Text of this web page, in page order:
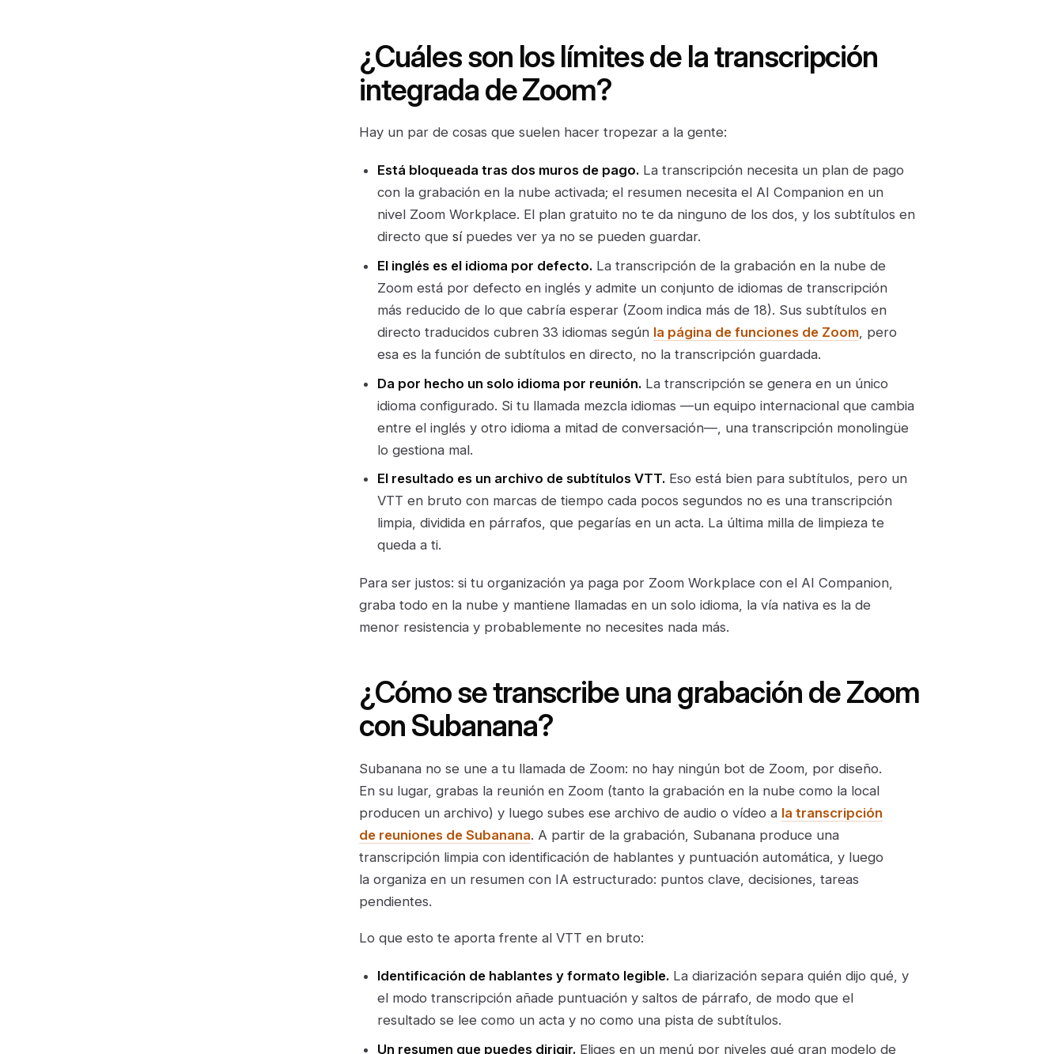
¿Cuáles son los límites de la transcripción
integrada de Zoom?
Hay un par de cosas que suelen hacer tropezar a la gente:
Está bloqueada tras dos muros de pago. La transcripción necesita un plan de pago
con la grabación en la nube activada; el resumen necesita el AI Companion en un
nivel Zoom Workplace. El plan gratuito no te da ninguno de los dos, y los subtítulos en
directo quesípuedes ver ya no se pueden guardar.
El inglés es el idioma por defecto. La transcripción de la grabación en la nube de
Zoom está por defecto en inglés y admite un conjunto de idiomas de transcripción
más reducido de lo que cabría esperar (Zoom indica más de 18). Sus subtítulos en
directo traducidos cubren 33 idiomas según la página de funciones de Zoom , pero
esa es la función de subtítulos en directo, no la transcripción guardada.
Da por hecho un solo idioma por reunión. La transcripción se genera en un único
idioma configurado. Si tu llamada mezcla idiomas —un equipo internacional que cambia
entre el inglés y otro idioma a mitad de conversación—, una transcripción monolingüe
lo gestiona mal.
El resultado es un archivo de subtítulos VTT. Eso está bien para subtítulos, pero un
VTT en bruto con marcas de tiempo cada pocos segundos no es una transcripción
limpia, dividida en párrafos, que pegarías en un acta. La última milla de limpieza te
queda a ti.
Para ser justos: si tu organización ya paga por Zoom Workplace con el AI Companion,
graba todo en la nube y mantiene llamadas en un solo idioma, la vía nativa es la de
menor resistencia y probablemente no necesites nada más.
¿Cómo se transcribe una grabación de Zoom
con Subanana?
Subanana no se une a tu llamada de Zoom: no hay ningún bot de Zoom, por diseño.
En su lugar, grabas la reunión en Zoom (tanto la grabación en la nube como la local
producen un archivo) y luego subes ese archivo de audio o vídeo a la transcripción
de reuniones de Subanana. A partir de la grabación, Subanana produce una
transcripción limpia con identificación de hablantes y puntuación automática, y luego
la organiza en un resumen con IA estructurado: puntos clave, decisiones, tareas
pendientes.
Lo que esto te aporta frente al VTT en bruto:
Identificación de hablantes y formato legible. La diarización separa quién dijo qué, y
el modo transcripción añade puntuación y saltos de párrafo, de modo que el
resultado se lee como un acta y no como una pista de subtítulos.
Un resumen que puedes dirigir. Eliges en un menú por niveles qué gran modelo de